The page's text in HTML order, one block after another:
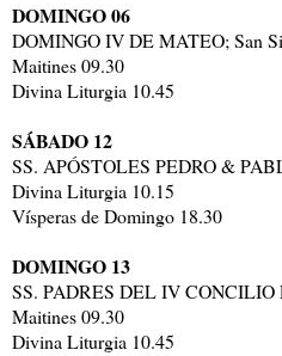
DOMINGO 06
DOMINGO IV DE MATEO; San
Maitines 09.30
Divina Liturgia 10.45
SÁBADO 12
SS. APÓSTOLES PEDRO &
Divina Liturgia 10.15
Vísperas de Domingo 18.30
DOMINGO 13
SS. PADRES DEL IV
Maitines 09.30
Divina Liturgia 10.45